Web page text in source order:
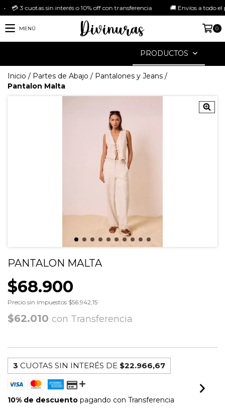
cuotas sin interés o 10% off con transferencia 🚚 Envíos a todo el
MENÚ 0
PRODUCTOS
Inicio / Partes de Abajo / Pantalones y Jeans /
Pantalon Malta
PANTALON MALTA
$68.900
Precio sin impuestos $56.942,15
$62.010 con Transferencia
3 CUOTAS SIN INTERÉS DE $22.966,67
10% de descuento pagando con Transferencia